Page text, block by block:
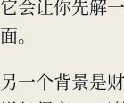
它会让你先解
面。
另一个背景是